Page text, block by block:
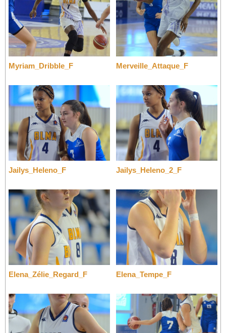
Myriam_Dribble_F Merveille_Attaque_F
Jailys_Heleno_F Jailys_Heleno_2_F
Elena_Zélie_Regard_F Elena_Tempe_F